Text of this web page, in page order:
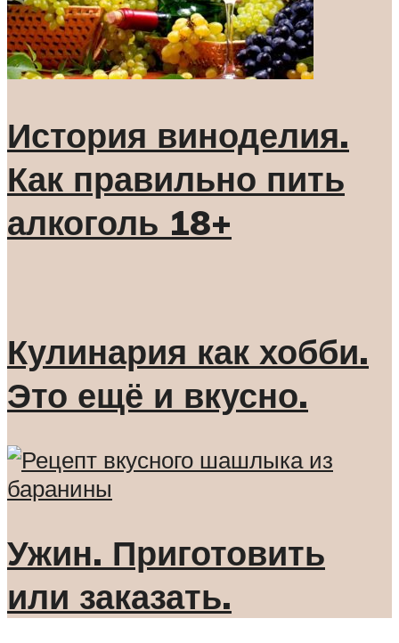
История виноделия.
Как правильно пить
алкоголь 18+
Кулинария как хобби.
Это ещё и вкусно.
Ужин. Приготовить
или заказать.